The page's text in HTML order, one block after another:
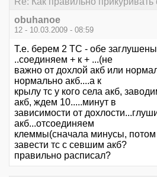
obuhanoe
12 - 10.03.2009 - 08:59
Т.е. берем 2 ТС - обе
..соединяем + к + ...(не
важно от дохлой акб или
нормально акб....а к
крылу тс у кого села акб,
акб, ждем 10.....минут в
зависимости от
акб...отсоединяем
клеммы(сначала минусы,
завести тс с севшим акб?
правильно расписал?